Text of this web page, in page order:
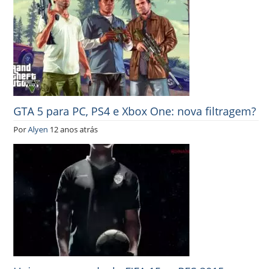
GTA 5 para PC, PS4 e Xbox One: nova filtragem?
PorAlyen 12 anos atrás